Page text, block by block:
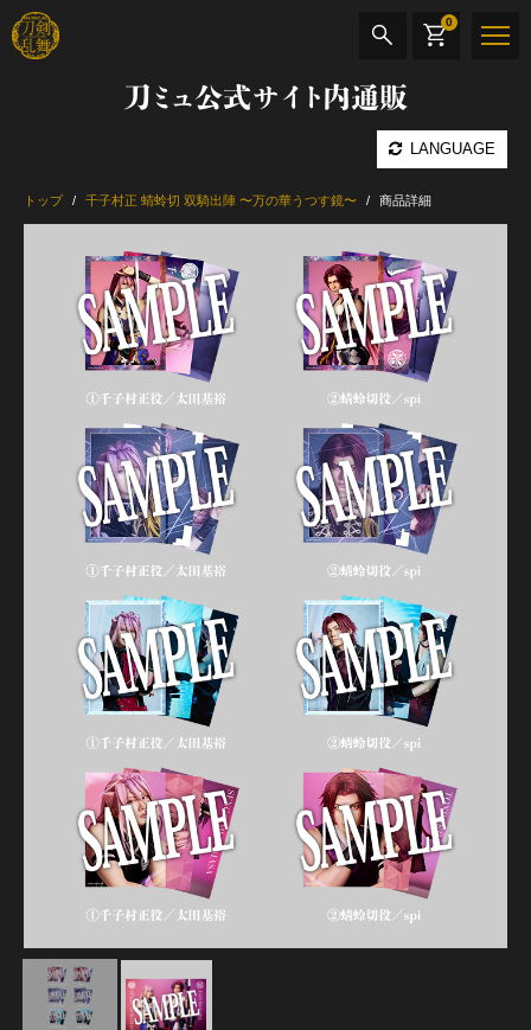
刀ミュ公式サイト内通販
LANGUAGE
0
CD・DVD
最新カテゴリー
加州清光 単騎出陣 極
髭切 単騎出陣 ～夢幻泡影～
江 おん すていじ かうんとだうんぱーてぃー
トップ 千子村正 蜻蛉切 双騎出陣 〜万の華うつす鏡〜 商品詳細